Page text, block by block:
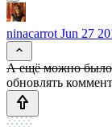
ninacarrot Jun 27
А ещё можно было
обновлять